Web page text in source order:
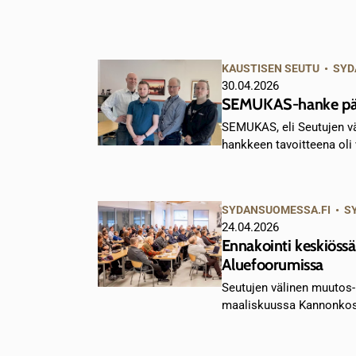
KAUSTISEN SEUTU•
30.04.2026
SEMUKAS-hanke
SEMUKAS, eli Seutujen
hankkeen tavoitteena
SYDANSUOMESSA.FI •
24.04.2026
Ennakointi
Aluefoorumissa
Seutujen välinen
maaliskuussa